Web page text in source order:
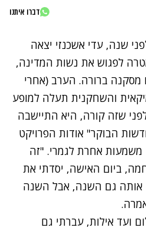
דברו איתנו
שנה, עדי אשכנזי יצאה
לפגוש את נשות המדינה,
מסקנה ברורה. הערב (אחרי
12) הקומיקאית והשחקנית תעלה למופע
שזה קורה, היא התיישבה
הבוקר" אודות הפרויקט
משמעות אחרת לגמרי. "זה
ביום האישה, יסדתי את
אותה גם השנה, אבל השנה
בלום ועד אילות, עברתי גם